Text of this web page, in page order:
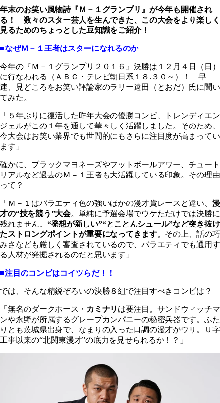
年末のお笑い風物詩『Ｍ－１グランプリ』が今年も開催され
る！ 数々のスター芸人を生んできた、この大会をより楽しく
見るためのちょっとした豆知識をご紹介！
■なぜＭ－１王者はスターになれるのか
今年の『Ｍ－１グランプリ２０１６』決勝は１２月４日（日）
に行なわれる（ＡＢＣ・テレビ朝日系１８:３０～）！ 早
速、見どころをお笑い評論家のラリー遠田（とおだ）氏に聞い
てみた。
「５年ぶりに復活した昨年大会の優勝コンビ、トレンディエン
ジェルがこの１年を通して華々しく活躍しました。そのため、
今大会はお笑い業界でも世間的にもさらに注目度が高まってい
ます」
確かに、ブラックマヨネーズやフットボールアワー、チュート
リアルなど過去のＭ－１王者も大活躍している印象。その理由
って？
「Ｍ－１はバラエティ色の強いほかの漫才賞レースと違い、 漫
才の“技を競う”大会。単純に予選会場でウケただけでは決勝に
残れません。 “発想が新しい”“とことんシュール”など突き抜け
たストロングポイントが重要になってきます。その上、話の巧
みさなども厳しく審査されているので、バラエティでも通用す
る人材が発掘されるのだと思います」
■注目のコンビはコイツらだ！！
では、そんな精鋭ぞろいの決勝８組で注目すべきコンビは？
「無名のダークホース・ カミナリ は要注目。サンドウィッチマ
ンや永野が所属するグレープカンパニーの秘密兵器です。ふた
りとも茨城県出身で、なまりの入った口調の漫才がウリ。Ｕ字
工事以来の“北関東漫才”の底力を見せられるか！？」